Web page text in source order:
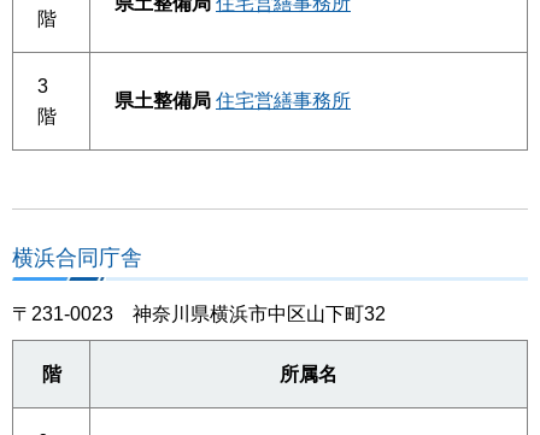
階
3
階
県土整備局 住宅営繕事務所
横浜合同庁舎
〒231-0023 神奈川県横浜市中区山下町32
階 所属名